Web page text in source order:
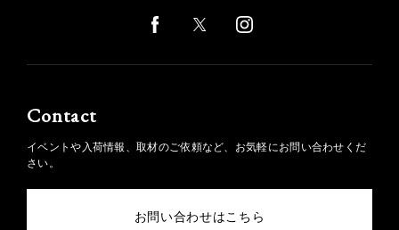
Contact
イベントや入荷情報、取材のご依頼など、お気軽にお問い合わせくだ
さい。
お問い合わせはこちら